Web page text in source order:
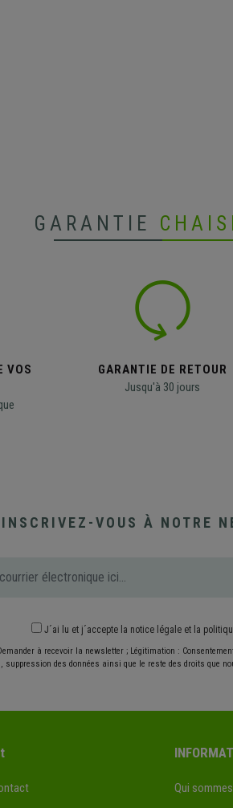
GARANTIE
VOS
GARANTIE DE RETOUR
Jusqu'à 30 jours
INSCRIVEZ-VOUS À NOTRE
J´ai lu et j´accepte la notice légale et la
à recevoir la newsletter ; Légitimation :
des données ainsi que le reste des droits que
Qui